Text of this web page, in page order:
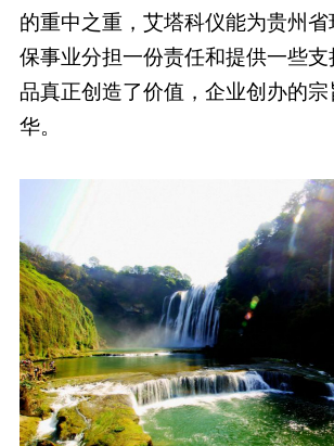
的重中之重，艾塔科仪能为贵州
保事业分担一份责任和提供一些
品真正创造了价值，企业创办的
华。